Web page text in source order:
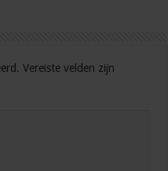
Vereiste velden zijn